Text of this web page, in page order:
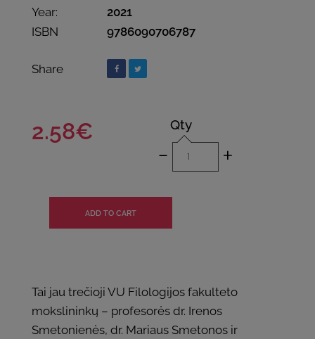
Year:
2021
ISBN
9786090706787
Share
2.58€ Qty
- +
Tai jau trečioji VU Filologijos fakulteto
mokslininkų – profesorės dr. Irenos
Smetonienės, dr. Mariaus Smetonos ir